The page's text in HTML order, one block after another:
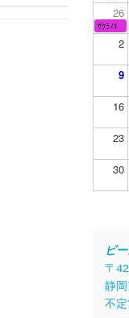
26
ｻｸﾗﾉｷ
2
9
16
23
30
ビ
〒
静
不